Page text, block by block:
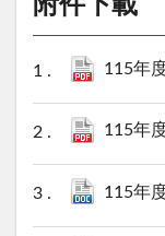
115年度
115年度約
115年度約